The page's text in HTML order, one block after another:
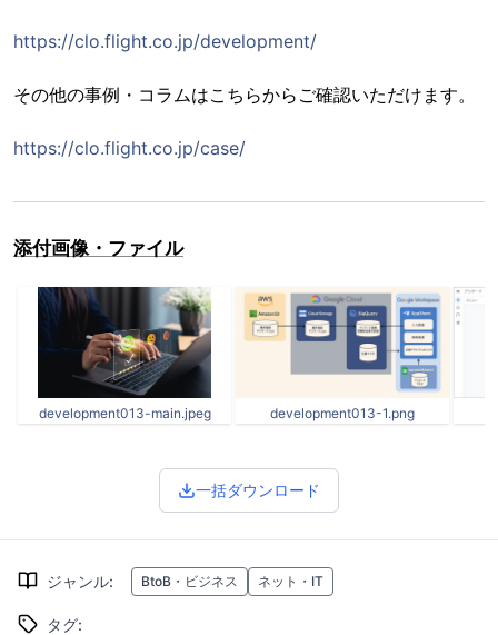
https://clo.flight.co.jp/development/
その他の事例・コラムはこちらからご確認いただけます。
https://clo.flight.co.jp/case/
添付画像・ファイル
development013-main.jpeg development013-1.png
一括ダウンロード
ジャンル: BtoB・ビジネス ネット・IT
タグ: